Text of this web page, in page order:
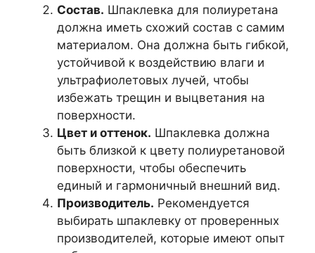
Состав. Шпаклевка для полиуретана
должна иметь схожий состав с самим
материалом. Она должна быть гибкой,
устойчивой к воздействию влаги и
ультрафиолетовых лучей, чтобы
избежать трещин и выцветания на
поверхности.
Цвет и оттенок. Шпаклевка должна
быть близкой к цвету полиуретановой
поверхности, чтобы обеспечить
единый и гармоничный внешний вид.
Производитель. Рекомендуется
выбирать шпаклевку от проверенных
производителей, которые имеют опыт